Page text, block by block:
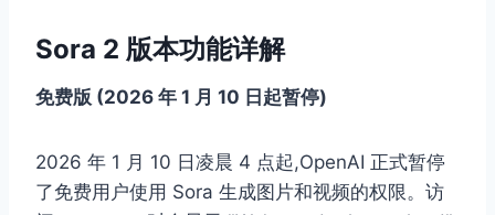
Sora 2 版本功能详解
免费版 (2026 年 1 月 10 日起暂停)
2026 年 1 月 10 日凌晨 4 点起,OpenAI 正式暂停
了免费用户使用 Sora 生成图片和视频的权限。访